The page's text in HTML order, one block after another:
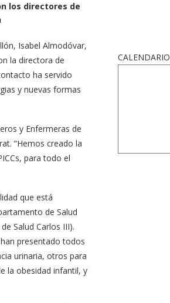
los directores de
Isabel Almodóvar,
la directora de
ha servido
y nuevas formas
y Enfermeras de
“Hemos creado la
para todo el
que está
de Salud
Salud Carlos III).
presentado todos
urinaria, otros para
la obesidad infantil, y
CALENDARIO